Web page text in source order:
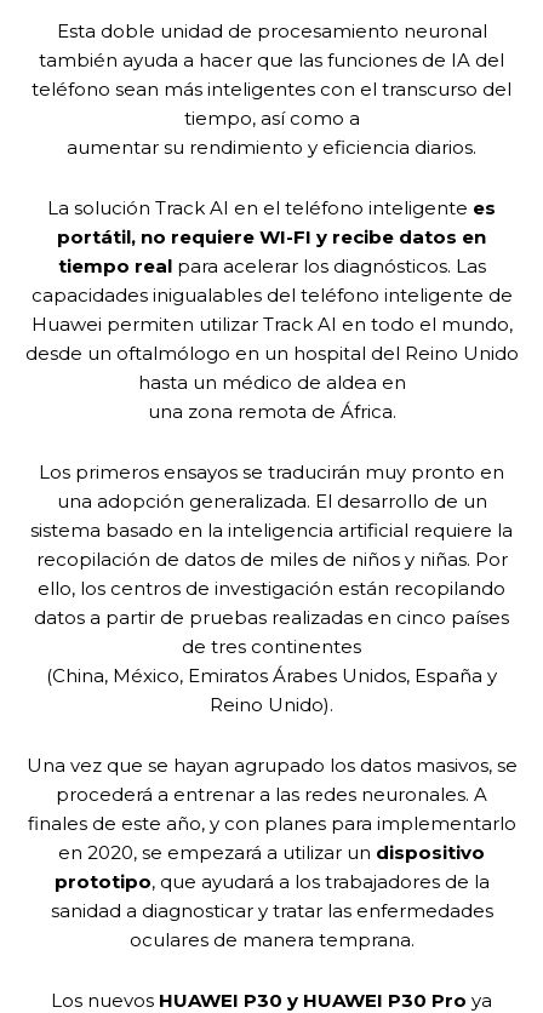
Esta doble unidad de procesamiento neuronal
también ayuda a hacer que las funciones de IA del
teléfono sean más inteligentes con el transcurso del
tiempo, así como a
aumentar su rendimiento y eficiencia diarios.
La solución Track AI en el teléfono inteligente es
portátil, no requiere WI-FI y recibe datos en
tiempo real para acelerar los diagnósticos. Las
capacidades inigualables del teléfono inteligente de
Huawei permiten utilizar Track AI en todo el mundo,
desde un oftalmólogo en un hospital del Reino Unido
hasta un médico de aldea en
una zona remota de África.
Los primeros ensayos se traducirán muy pronto en
una adopción generalizada. El desarrollo de un
sistema basado en la inteligencia artificial requiere la
recopilación de datos de miles de niños y niñas. Por
ello, los centros de investigación están recopilando
datos a partir de pruebas realizadas en cinco países
de tres continentes
(China, México, Emiratos Árabes Unidos, España y
Reino Unido).
Una vez que se hayan agrupado los datos masivos, se
procederá a entrenar a las redes neuronales. A
finales de este año, y con planes para implementarlo
en 2020, se empezará a utilizar un dispositivo
prototipo, que ayudará a los trabajadores de la
sanidad a diagnosticar y tratar las enfermedades
oculares de manera temprana.
Los nuevos HUAWEI P30 y HUAWEI P30 Pro ya